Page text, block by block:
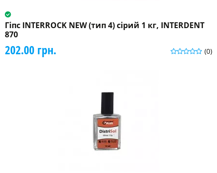
Гіпс INTERROCK NEW (тип 4) сірий 1 кг, INTERDENT
870
(0)
202.00 грн.